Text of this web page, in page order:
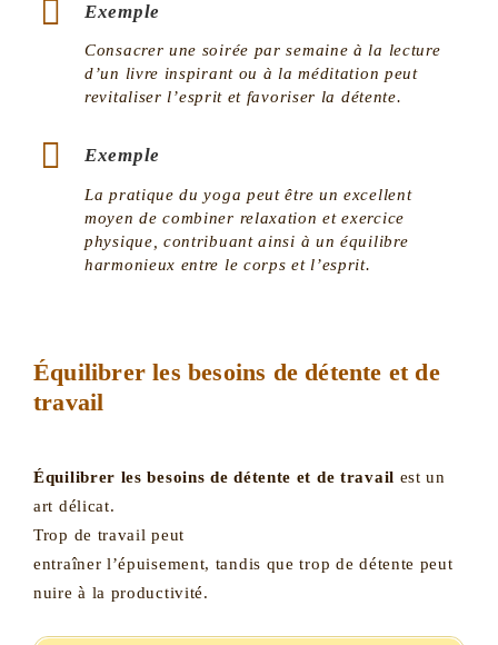
Exemple
Consacrer une soirée par semaine à la lecture
d’un livre inspirant ou à la méditation peut
revitaliser l’esprit et favoriser la détente.
Exemple
La pratique du yoga peut être un excellent
moyen de combiner relaxation et exercice
physique, contribuant ainsi à un équilibre
harmonieux entre le corps et l’esprit.
Équilibrer les besoins de détente et de
travail
Équilibrer les besoins de détente et de travail est un
art délicat.
Trop de travail peut
entraîner l’épuisement, tandis que trop de détente peut
nuire à la productivité.